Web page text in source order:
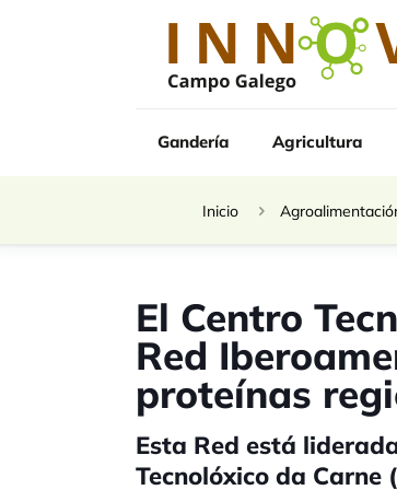
Gandería Agricultura
Inicio
El Centro
Red
proteínas
Esta Red está
Tecnolóxico da